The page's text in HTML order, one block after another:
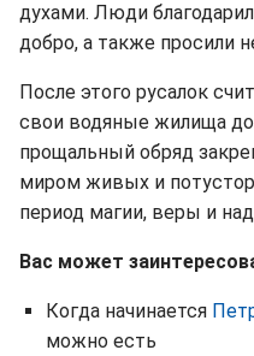
духами. Люди
добро, а также просили
После этого русалок
свои водяные жилища
прощальный обряд
миром живых и
период магии, веры и
Вас может
Когда начинается
можно есть